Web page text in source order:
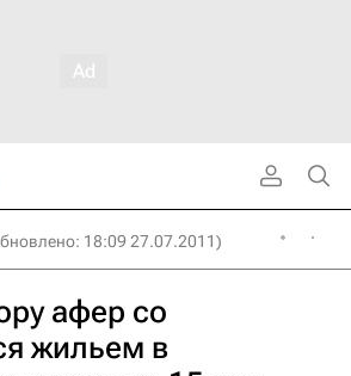
18:09 27.07.2011)
афер со
жильем в